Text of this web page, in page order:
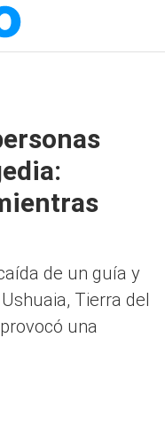
de un guía y
Tierra del
una